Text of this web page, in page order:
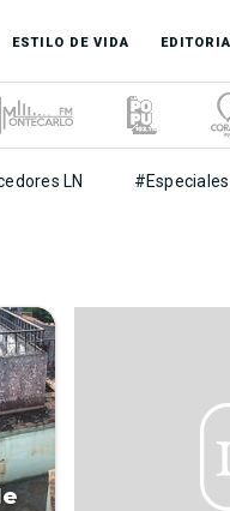
ESTILO DE VIDA
LN #Especiales